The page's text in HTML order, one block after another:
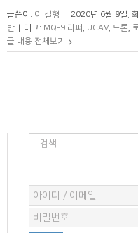
글쓴이: 이 길형 | 2020년 6월 9일.
반 | 태그: MQ-9 리퍼 , UCAV, 드론,
글 내용 전체보기